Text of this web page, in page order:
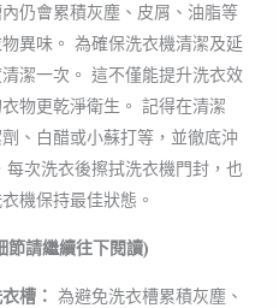
仍會累積灰塵、皮屑、油脂等
異味。 為確保洗衣機清潔及延
潔一次。 這不僅能提升洗衣效
物更乾淨衛生。 記得在清潔
、白醋或小蘇打等，並徹底沖
次洗衣後擦拭洗衣機門封，也
機保持最佳狀態。
節請繼續往下閱讀)
槽： 為避免洗衣槽累積灰塵、